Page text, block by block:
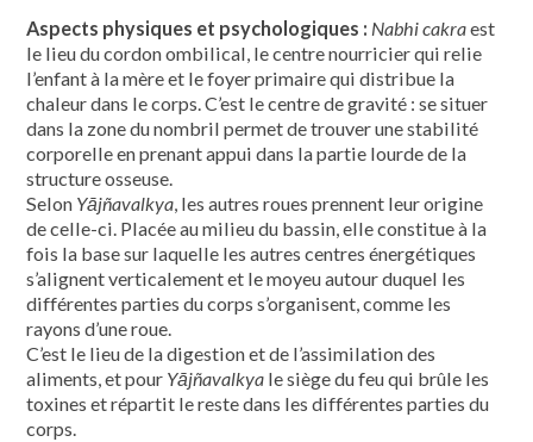
Aspects physiques et psychologiques : Nabhi cakraest
le lieu du cordon ombilical, le centre nourricier qui relie
l’enfant à la mère et le foyer primaire qui distribue la
chaleur dans le corps. C’est le centre de gravité : se situer
dans la zone du nombril permet de trouver une stabilité
corporelle en prenant appui dans la partie lourde de la
structure osseuse.
Selon Yājñavalkya, les autres roues prennent leur origine
de celle-ci. Placée au milieu du bassin, elle constitue à la
fois la base sur laquelle les autres centres énergétiques
s’alignent verticalement et le moyeu autour duquel les
différentes parties du corps s’organisent, comme les
rayons d’une roue.
C’est le lieu de la digestion et de l’assimilation des
aliments, et pour Yājñavalkya le siège du feu qui brûle les
toxines et répartit le reste dans les différentes parties du
corps.